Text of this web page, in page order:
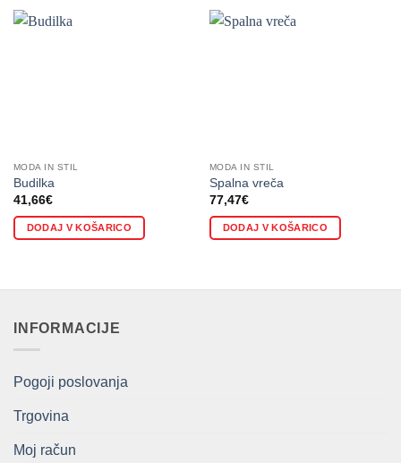
MODA IN STIL
Budilka
41,66€
DODAJ V KOŠARICO
MODA IN STIL
Spalna vreča
77,47€
DODAJ V KOŠARICO
INFORMACIJE
Pogoji poslovanja
Trgovina
Moj račun